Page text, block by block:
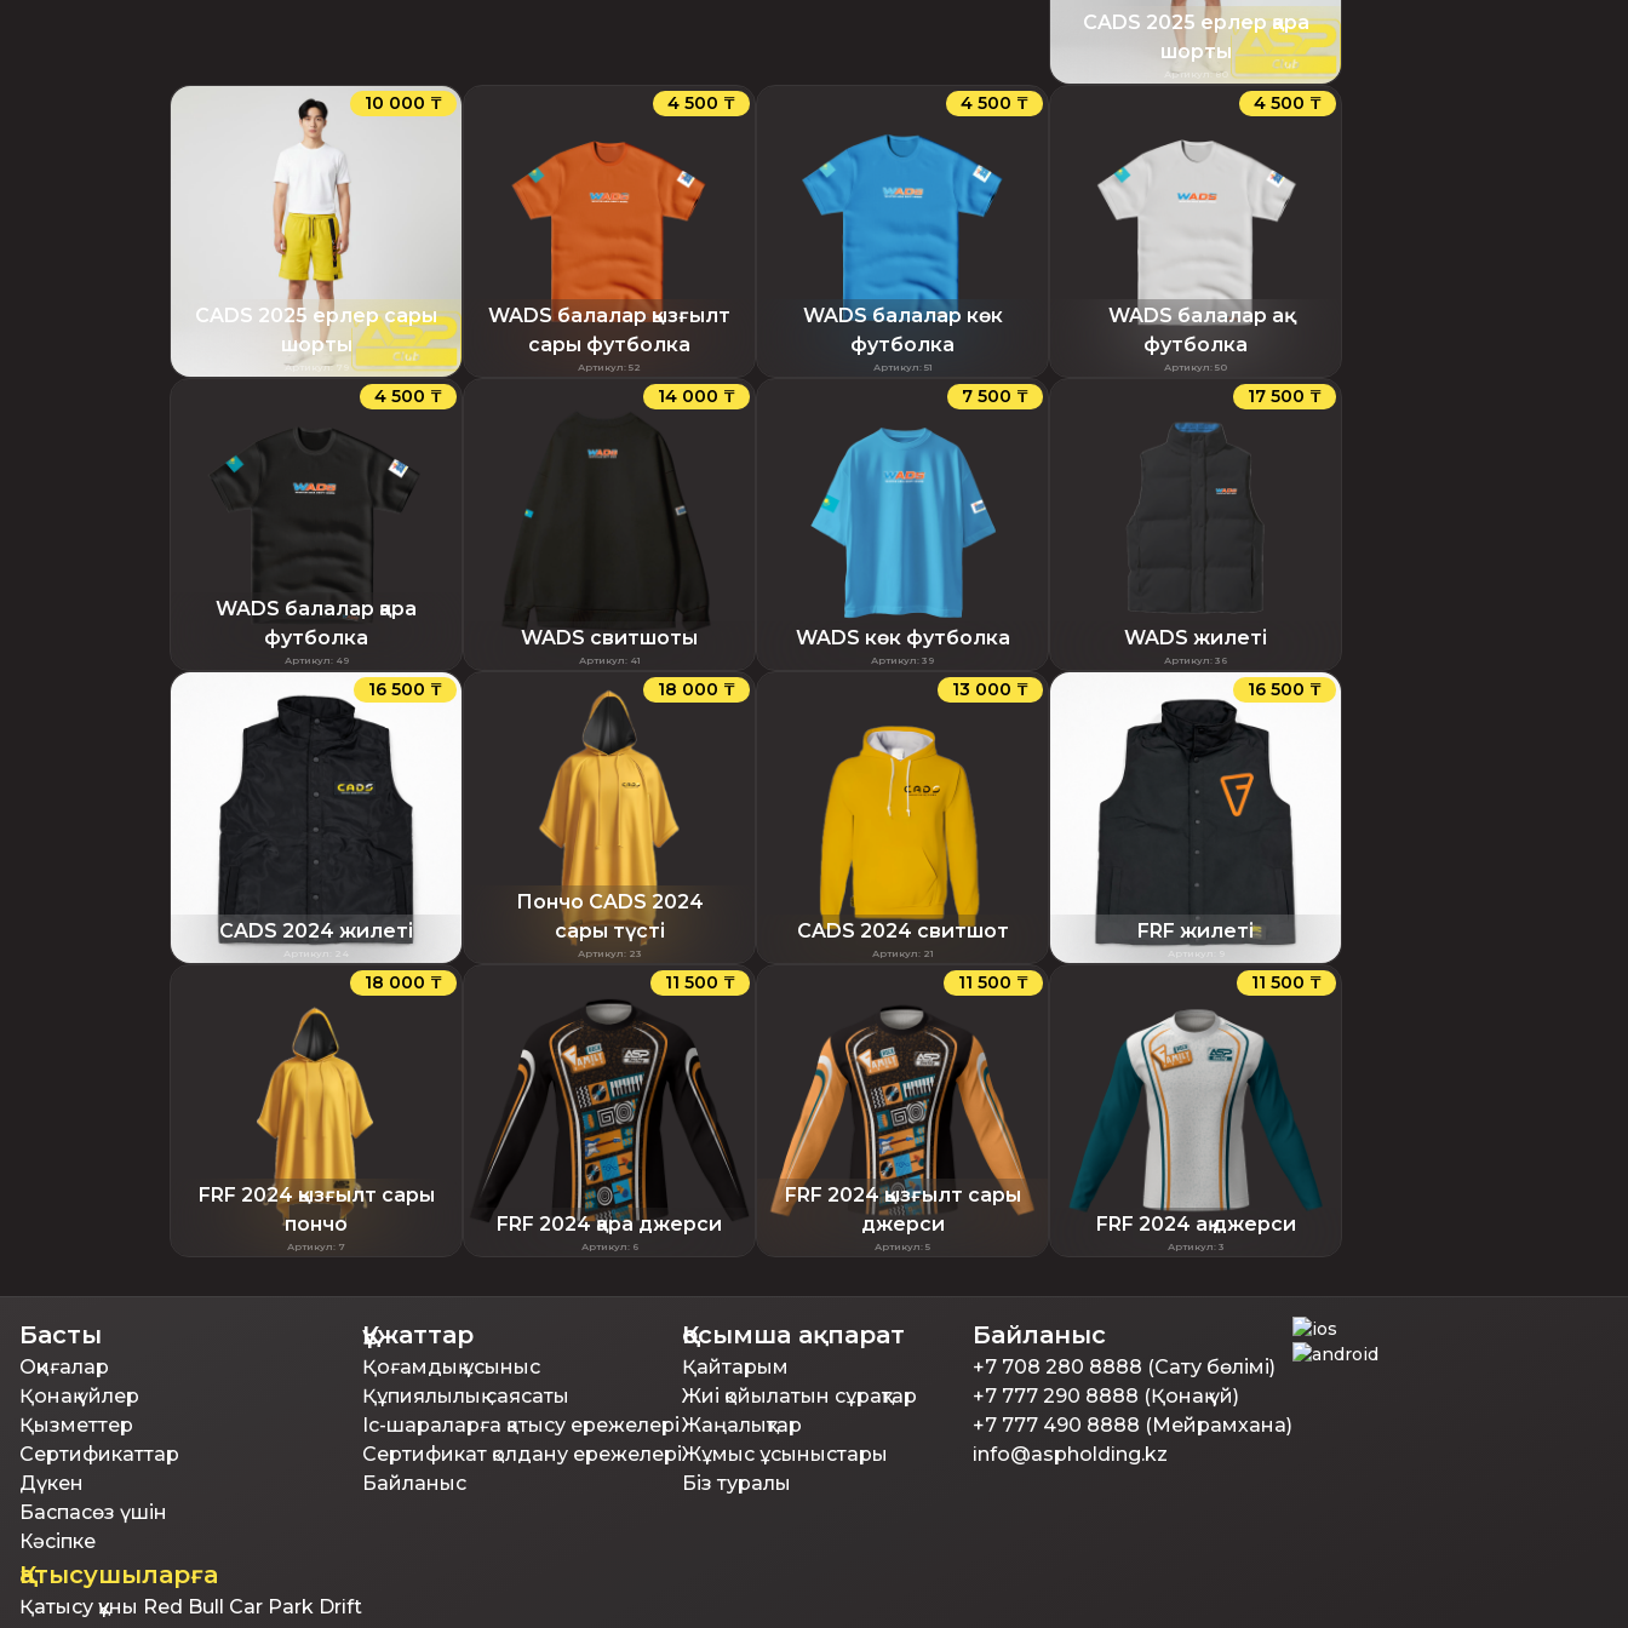
CADS 2025 ерлер қара
шорты
Артикул 80
10 000 ₸
CADS 2025 ерлер сары
шорты
Артикул: 79
4 500 ₸
WADS балалар қызғылт
сары футболка
Артикул: 52
4 500 ₸
WADS балалар көк
футболка
Артикул: 51
4 500 ₸
WADS балалар ақ
футболка
Артикул: 50
4 500 ₸
WADS балалар қара
футболка
Артикул: 49
14 000 ₸
WADS свитшоты
Артикул: 41
7 500 ₸
WADS көк футболка
Артикул: 39
17 500 ₸
WADS жилеті
Артикул: 36
16 500 ₸
CADS 2024 жилеті
Артикул 24
18 000 ₸
Пончо CADS 2024
сары түсті
Артикул: 23
13 000 ₸
CADS 2024 свитшот
Артикул: 21
16 500 ₸
FRF жилеті
Артикул
18 000 ₸
FRF 2024 қызғылт сары
пончо
Артикул: 7
11 500 ₸
FRF 2024 қара джерси
Артикул: 6
11 500 ₸
FRF 2024 қызғылт сары
джерси
Артикул: 5
11 500 ₸
FRF 2024 ақ джерси
Артикул: 3
Басты
Оқиғалар
Қонақ үйлер
Қызметтер
Сертификаттар
Дүкен
Баспасөз үшін
Кәсіпке
Қатысушыларға
Қатысу құны Red Bull Car Park Drift
Құжаттар
Қоғамдық ұсыныс
Құпиялылық саясаты
Іс-шараларға қатысу ережелері
Сертификат қолдану ережелері
Байланыс
Қосымша ақпарат
Қайтарым
Жиі қойылатын сұрақтар
Жаңалықтар
Жұмыс ұсыныстары
Біз туралы
Байланыс
+7 708 280 8888 (Сату бөлімі)
+7 777 290 8888 (Қонақ үй)
+7 777 490 8888 (Мейрамхана)
info@aspholding.kz